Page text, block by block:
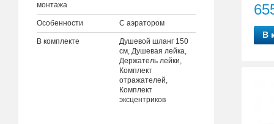
монтажа
Особенности С аэратором
В комплекте
Душевой шланг 150
см, Душевая лейка,
Держатель лейки,
Комплект
отражателей,
Комплект
эксцентриков
В